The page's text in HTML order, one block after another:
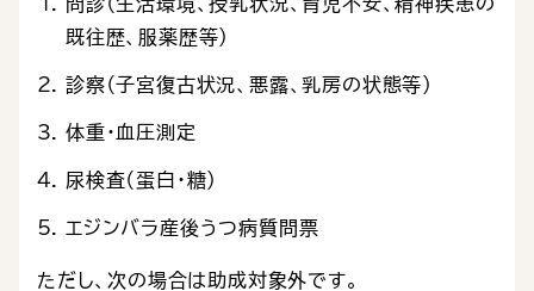
既往歴、服薬歴等）
診察（子宮復古状況、悪露、乳房の状態等）
体重・血圧測定
尿検査（蛋白・糖）
エジンバラ産後うつ病質問票
ただし、次の場合は助成対象外です。